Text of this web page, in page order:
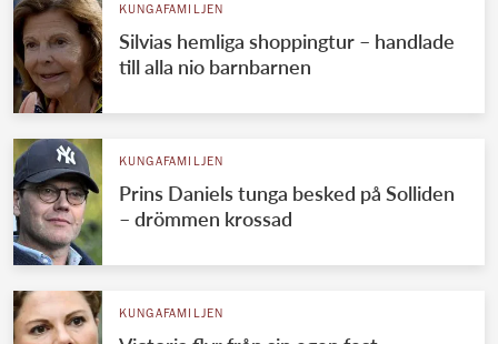
KUNGAFAMILJEN
Silvias hemliga shoppingtur – handlade
till alla nio barnbarnen
KUNGAFAMILJEN
Prins Daniels tunga besked på Solliden
– drömmen krossad
KUNGAFAMILJEN